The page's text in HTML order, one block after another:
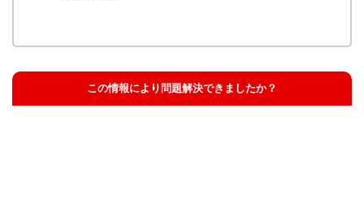
この情報により問題解決できましたか？